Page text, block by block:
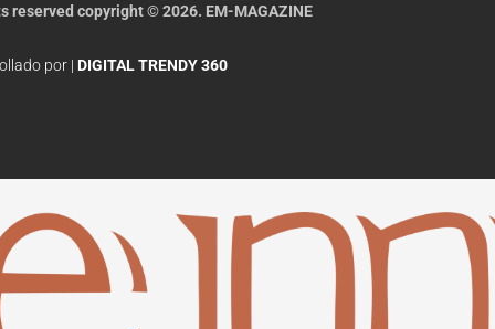
reserved copyright © 2026. EM-MAGAZINE
por | DIGITAL TRENDY 360